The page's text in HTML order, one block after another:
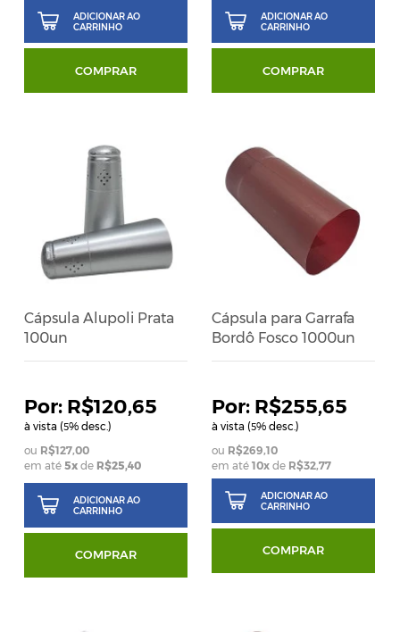
ADICIONAR AO
CARRINHO
COMPRAR
ADICIONAR AO
CARRINHO
COMPRAR
Cápsula Alupoli Prata
100un
R$120,65
à vista (5% desc.)
R$127,00
em até5x de R$25,40
ADICIONAR AO
CARRINHO
COMPRAR
Cápsula para Garrafa
Bordô Fosco 1000un
R$255,65
à vista (5% desc.)
R$269,10
em até 10xde R$32,77
ADICIONAR AO
CARRINHO
COMPRAR